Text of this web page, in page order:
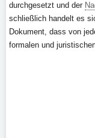
durchgesetzt und der
schließlich handelt es
Dokument, dass von
formalen und